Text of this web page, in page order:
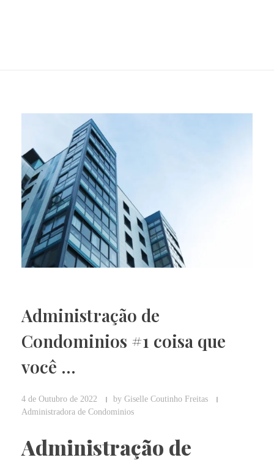
Administração de
Condominios #1 coisa que
você …
4 de Outubro de 2022 by Giselle Coutinho Freitas
Administradora de Condominios
Administração de